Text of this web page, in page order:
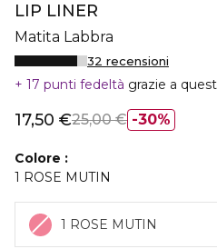
LIP LINER
Matita Labbra
32 recensioni
17 punti fedeltà grazie a
30%
17,50 €25,00 €
Colore
1 ROSE MUTIN
1 ROSE MUTIN